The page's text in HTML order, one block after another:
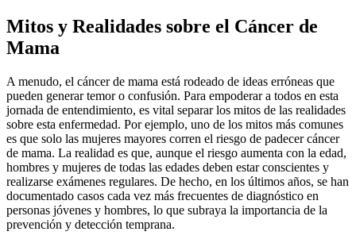
Mitos y Realidades sobre el Cáncer de
Mama
A menudo, el cáncer de mama está rodeado de ideas erróneas que
pueden generar temor o confusión. Para empoderar a todos en esta
jornada de entendimiento, es vital separar los mitos de las realidades
sobre esta enfermedad. Por ejemplo, uno de los mitos más comunes
es que solo las mujeres mayores corren el riesgo de padecer cáncer
de mama. La realidad es que, aunque el riesgo aumenta con la edad,
hombres y mujeres de todas las edades deben estar conscientes y
realizarse exámenes regulares. De hecho, en los últimos años, se han
documentado casos cada vez más frecuentes de diagnóstico en
personas jóvenes y hombres, lo que subraya la importancia de la
prevención y detección temprana.